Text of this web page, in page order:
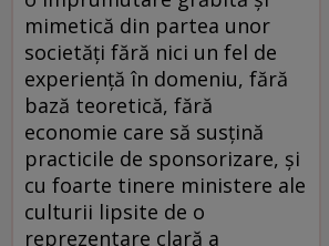
mimetică din partea unor
societăţi fără nici un fel de
experienţă în domeniu, fără
bază teoretică, fără
economie care să susţină
practicile de sponsorizare, şi
cu foarte tinere ministere ale
culturii lipsite de o
reprezentare clară a